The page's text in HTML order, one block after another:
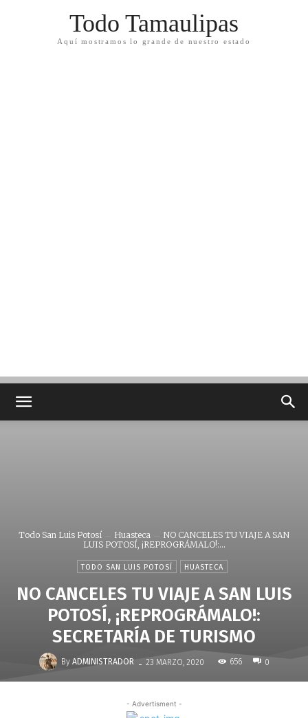
Todo Tamaulipas
Aquí mostramos lo grande de nuestro estado
Todo San Luis Potosí Huasteca
NO CANCELES TU VIAJE A SAN
LUIS POTOSÍ, ¡REPROGRÁMALO!:...
TODO SAN LUIS POTOSÍ HUASTECA
NO CANCELES TU VIAJE A SAN LUIS
POTOSÍ, ¡REPROGRÁMALO!:
SECRETARÍA DE TURISMO
By ADMINISTRADOR - 23 MARZO, 2020 656 0
- Advertisment -